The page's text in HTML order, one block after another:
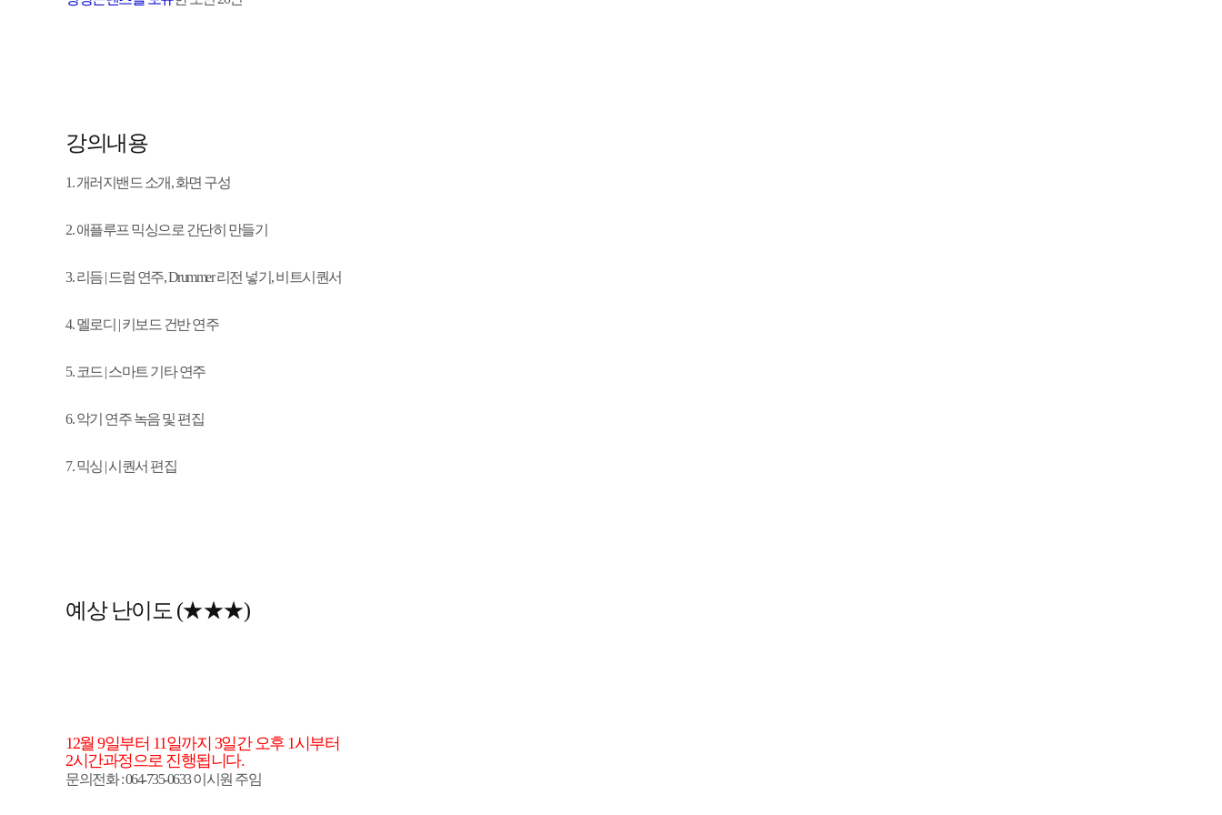
강의내용
1. 개러지밴드 소개, 화면 구성
2. 애플루프 믹싱으로 간단히 만들기
3. 리듬 | 드럼 연주, Drummer 리전 넣기, 비트시퀀서
4. 멜로디 | 키보드 건반 연주
5. 코드 | 스마트 기타 연주
6. 악기 연주 녹음 및 편집
7. 믹싱 | 시퀀서 편집
예상 난이도 (★★★)
12월 9일부터 11일까지 3일간 오후 1시부터
2시간과정으로 진행됩니다.
문의전화 : 064-735-0633 이시원 주임